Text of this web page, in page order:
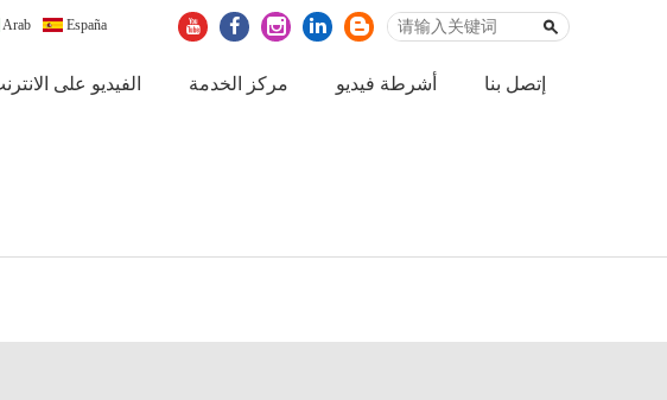
Arab España
الفيديو على مركز الخدمة أشرطة فيديو إتصل بنا